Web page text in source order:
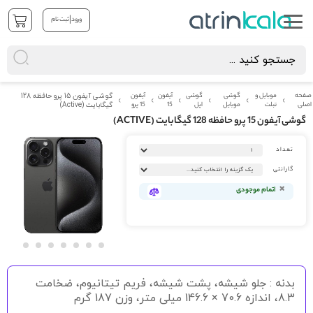
ورود|ثبت نام
صفحه
اصلی
موبایل و
تبلت
گوشی
موبایل
گوشی
اپل
آیفون
15
آیفون
15 پرو
گوشی آیفون 15 پرو حافظه 128
گیگابایت (Active)
گوشی آیفون 15 پرو حافظه 128 گیگابایت (ACTIVE)
رفتن
انتهای
گالری
تصاویر
ابتدای
گالری
تعداد
گارانتی
اتمام موجودی
بدنه : جلو شیشه، پشت شیشه، فریم تیتانیوم، ضخامت
8.3، اندازه 70.6 × 146.6 میلی متر، وزن 187 گرم